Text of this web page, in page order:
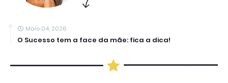
Maio 04, 2026
O Sucesso tem a face da mãe: fica a dica!